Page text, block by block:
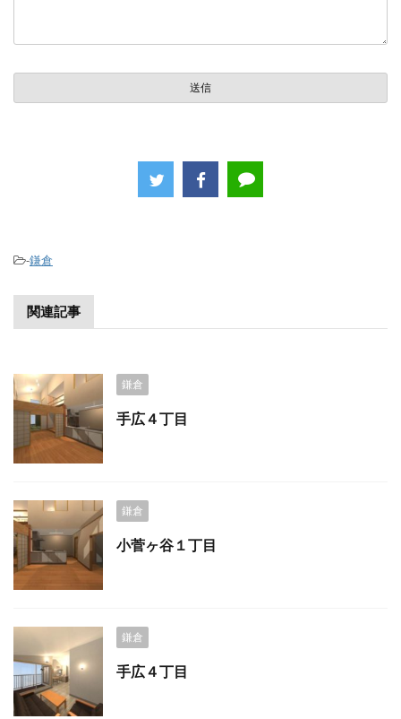
-鎌倉
関連記事
鎌倉
手広４丁目
鎌倉
小菅ヶ谷１丁目
鎌倉
手広４丁目